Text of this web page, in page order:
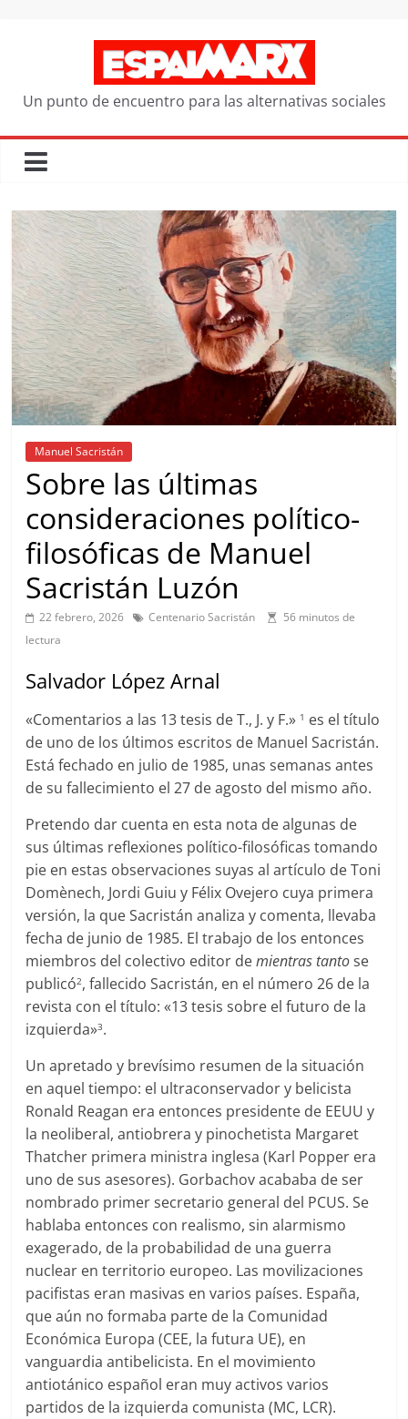
Un punto de encuentro para las alternativas sociales
Manuel Sacristán
Sobre las últimas
consideraciones político-
filosóficas de Manuel
Sacristán Luzón
22 febrero, 2026 Centenario Sacristán
56 minutos de
lectura
Salvador López Arnal
«Comentarios a las 13 tesis de T., J. y F.» 1 es el título
de uno de los últimos escritos de Manuel Sacristán.
Está fechado en julio de 1985, unas semanas antes
de su fallecimiento el 27 de agosto del mismo año.
Pretendo dar cuenta en esta nota de algunas de
sus últimas reflexiones político-filosóficas tomando
pie en estas observaciones suyas al artículo de Toni
Domènech, Jordi Guiu y Félix Ovejero cuya primera
versión, la que Sacristán analiza y comenta, llevaba
fecha de junio de 1985. El trabajo de los entonces
miembros del colectivo editor demientras tantose
publicó2, fallecido Sacristán, en el número 26 de la
revista con el título: «13 tesis sobre el futuro de la
izquierda»3.
Un apretado y brevísimo resumen de la situación
en aquel tiempo: el ultraconservador y belicista
Ronald Reagan era entonces presidente de EEUU y
la neoliberal, antiobrera y pinochetista Margaret
Thatcher primera ministra inglesa (Karl Popper era
uno de sus asesores). Gorbachov acababa de ser
nombrado primer secretario general del PCUS. Se
hablaba entonces con realismo, sin alarmismo
exagerado, de la probabilidad de una guerra
nuclear en territorio europeo. Las movilizaciones
pacifistas eran masivas en varios países. España,
que aún no formaba parte de la Comunidad
Económica Europa (CEE, la futura UE), en
vanguardia antibelicista. En el movimiento
antiotánico español eran muy activos varios
partidos de la izquierda comunista (MC, LCR).